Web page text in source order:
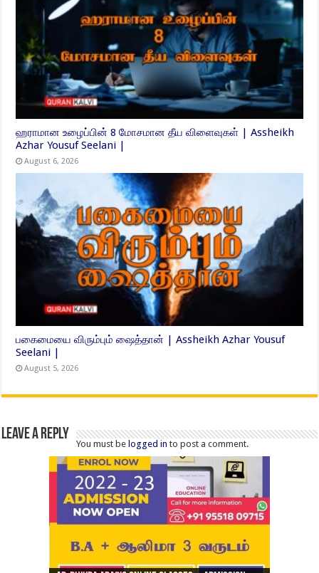
ஹராமான உழைப்பின் 8 மோசமான தீய விளைவுகள் | Assheikh
Azhar Yousuf Seelani |
August 6, 2026
பகைமையை விரும்பும் ஷைத்தான் | Assheikh Azhar Yousuf
Seelani |
August 5, 2026
Leave a Reply
You must be logged in to post a comment.